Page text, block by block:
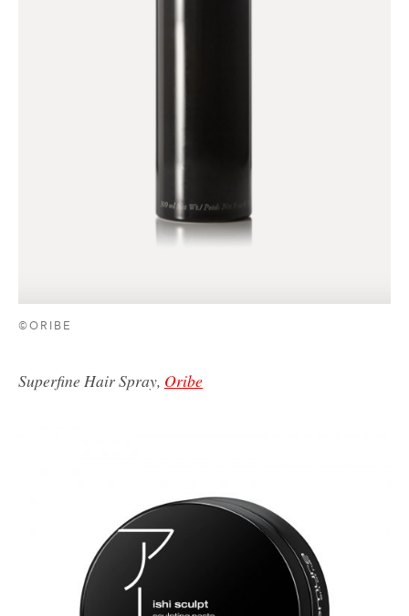
©ORIBE
Superfine Hair Spray, Oribe